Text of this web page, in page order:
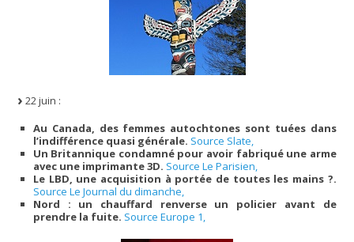
22 juin :
Au Canada, des femmes autochtones sont tuées dans
l’indifférence quasi générale. Source Slate,
Un Britannique condamné pour avoir fabriqué une arme
avec une imprimante 3D. Source Le Parisien,
Le LBD, une acquisition à portée de toutes les mains ?.
Source Le Journal du dimanche,
Nord : un chauffard renverse un policier avant de
prendre la fuite. Source Europe 1,